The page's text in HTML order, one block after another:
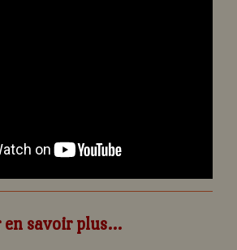
en savoir plus...